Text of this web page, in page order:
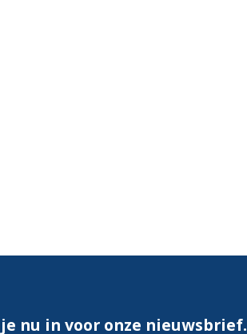
nu in voor onze nieuwsbrief.